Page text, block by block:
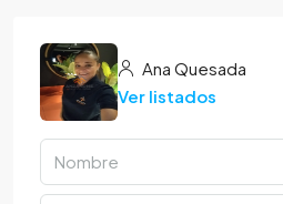
Ana Quesada
Ver listados